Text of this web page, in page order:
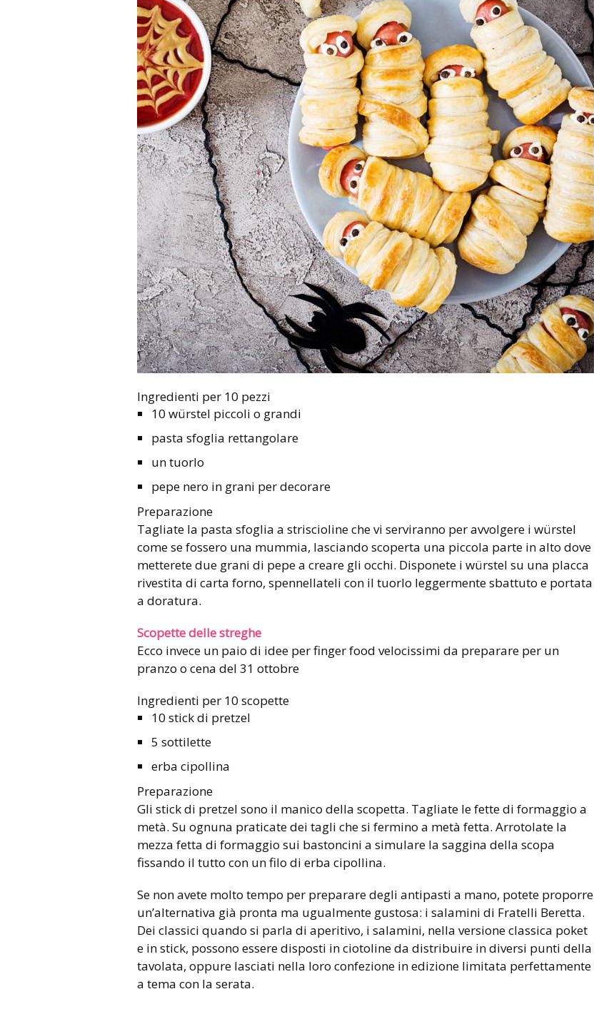
Ingredienti per 10 pezzi
10 würstel piccoli o grandi
pasta sfoglia rettangolare
un tuorlo
pepe nero in grani per decorare
Preparazione
Tagliate la pasta sfoglia a striscioline che vi serviranno per avvolgere i würstel
come se fossero una mummia, lasciando scoperta una piccola parte in alto dove
metterete due grani di pepe a creare gli occhi. Disponete i würstel su una placca
rivestita di carta forno, spennellateli con il tuorlo leggermente sbattuto e portata
a doratura.
Scopette delle streghe
Ecco invece un paio di idee per finger food velocissimi da preparare per un
pranzo o cena del 31 ottobre
Ingredienti per 10 scopette
10 stick di pretzel
5 sottilette
erba cipollina
Preparazione
Gli stick di pretzel sono il manico della scopetta. Tagliate le fette di formaggio a
metà. Su ognuna praticate dei tagli che si fermino a metà fetta. Arrotolate la
mezza fetta di formaggio sui bastoncini a simulare la saggina della scopa
fissando il tutto con un filo di erba cipollina.
Se non avete molto tempo per preparare degli antipasti a mano, potete proporre
un’alternativa già pronta ma ugualmente gustosa: i salamini di Fratelli Beretta.
Dei classici quando si parla di aperitivo, i salamini, nella versione classica poket
e in stick, possono essere disposti in ciotoline da distribuire in diversi punti della
tavolata, oppure lasciati nella loro confezione in edizione limitata perfettamente
a tema con la serata.